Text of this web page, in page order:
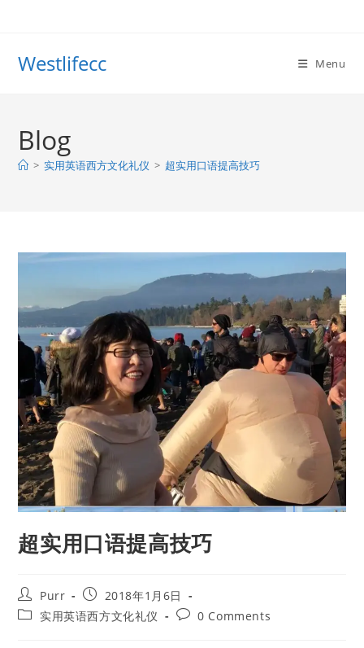
Westlifecc Menu
Blog
> 实用英语西方文化礼仪 > 超实用口语提高技巧
超实用口语提高技巧
Purr
2018年1月6日
实用英语西方文化礼仪
0 Comments